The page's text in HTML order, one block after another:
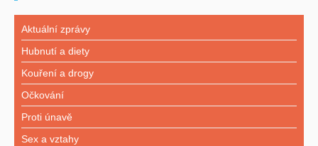
Aktuální zprávy
Hubnutí a diety
Kouření a drogy
Očkování
Proti únavě
Sex a vztahy